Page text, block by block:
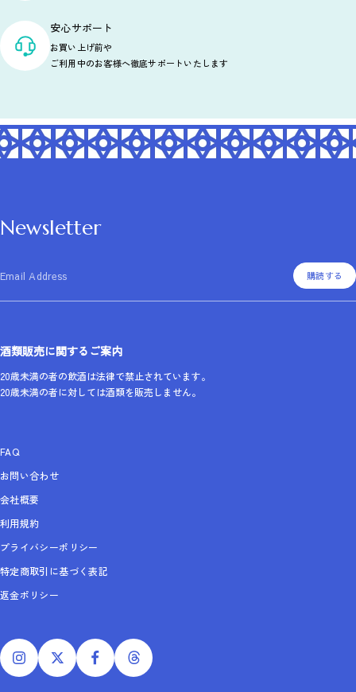
安心サポート
お買い上げ前や
ご利用中のお客様へ徹底サポートいたします
Newsletter
Email Address 購読する
酒類販売に関するご案内
20歳未満の者の飲酒は法律で禁止されています。
20歳未満の者に対しては酒類を販売しません。
FAQ
お問い合わせ
会社概要
利用規約
プライバシーポリシー
特定商取引に基づく表記
返金ポリシー